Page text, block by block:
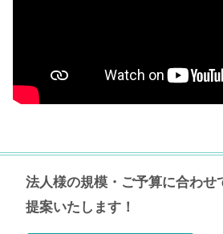
法人様の規模・ご予算に合わせ
提案いたします！